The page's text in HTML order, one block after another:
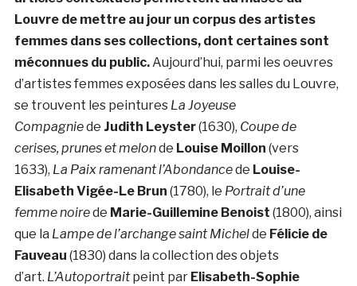
Louvre de mettre au jour un corpus des artistes
femmes dans ses collections, dont certaines sont
méconnues du public.Aujourd’hui, parmi les oeuvres
d’artistes femmes exposées dans les salles du Louvre,
se trouvent les peinturesLa Joyeuse
Compagniede Judith Leyster(1630), Coupe de
cerises, prunes et melonde Louise Moillon (vers
1633), La Paix ramenant l’Abondancede Louise-
Elisabeth Vigée-Le Brun (1780), le Portrait d’une
femme noirede Marie-Guillemine Benoist (1800), ainsi
que la Lampe de l’archange saint Michelde Félicie de
Fauveau (1830) dans la collection des objets
d’art. L’Autoportraitpeint par Elisabeth-Sophie